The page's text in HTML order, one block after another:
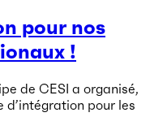
pour nos
!
de CESI a organisé,
d’intégration pour les